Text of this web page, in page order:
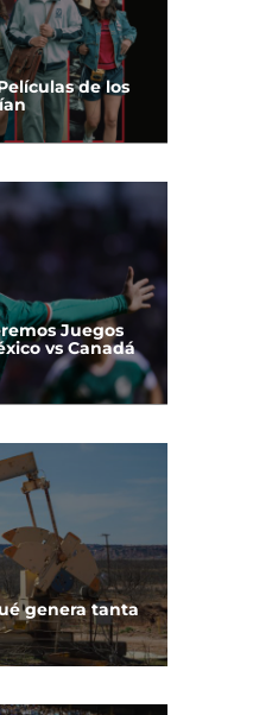
de los
Juegos
vs Canadá
genera tanta